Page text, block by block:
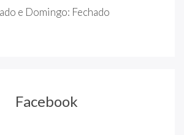
e Domingo: Fechado
Facebook